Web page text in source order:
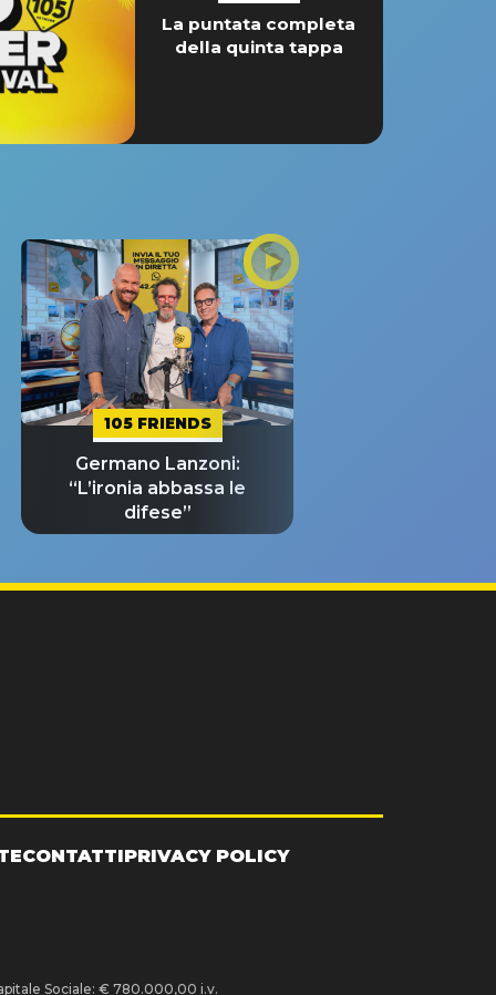
La puntata completa
della quinta tappa
105 FRIENDS
Germano Lanzoni:
“L’ironia abbassa le
difese”
CONTATTIPRIVACY POLICY
Sociale: € 780.000,00 i.v.